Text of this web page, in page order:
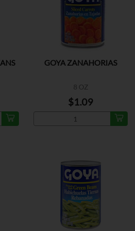
GOYA ZANAHORIAS
8 OZ
$1.09